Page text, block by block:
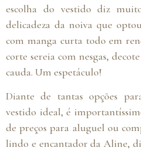
escolha do vestido diz
delicadeza da noiva que
com manga curta todo em
corte sereia com nesgas,
cauda. Um espetáculo!
Diante de tantas opções
vestido ideal, é
de preços para aluguel ou
lindo e encantador da Aline,